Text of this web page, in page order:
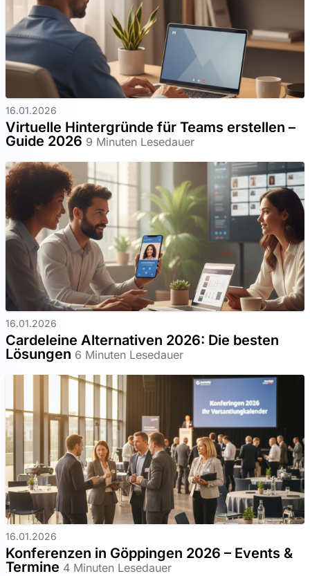
16.01.2026
Virtuelle Hintergründe für Teams erstellen –
Guide 2026 9 Minuten Lesedauer
16.01.2026
Cardeleine Alternativen 2026: Die besten
Lösungen 6 Minuten Lesedauer
16.01.2026
Konferenzen in Göppingen 2026 – Events &
Termine 4 Minuten Lesedauer